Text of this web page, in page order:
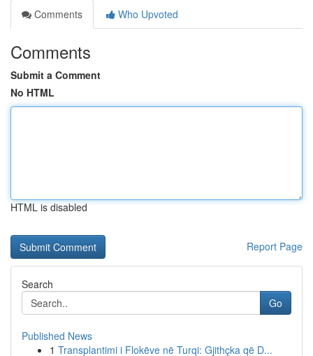
Comments
Who Upvoted
Comments
Submit a Comment
No HTML
HTML is disabled
Report Page
Search
Go
Published News
1 Transplantimi i Flokëve në Turqi: Gjithçka që D...